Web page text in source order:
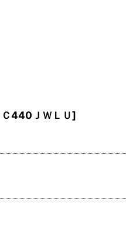
Ｃ440ＪＷＬＵ]